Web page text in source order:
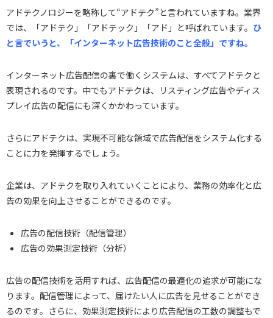
アドテクノロジーを略称して“アドテク”と言われていますね。業界
では、「アドテク」「アドテック」「アド」と呼ばれています。 ひ
と言でいうと、「インターネット広告技術のこと全般」ですね。
インターネット広告配信の裏で働くシステムは、すべてアドテクと
表現されるのです。中でもアドテクは、リスティング広告やディス
プレイ広告の配信にも深くかかわっています。
さらにアドテクは、実現不可能な領域で広告配信をシステム化する
ことに力を発揮するでしょう。
企業は、アドテクを取り入れていくことにより、業務の効率化と広
告の効果を向上させることができるのです。
広告の配信技術（配信管理）
広告の効果測定技術（分析）
広告の配信技術を活用すれば、広告配信の最適化の追求が可能にな
ります。配信管理によって、届けたい人に広告を見せることができ
るのです。さらに、効果測定技術により広告配信の工数の調整もで